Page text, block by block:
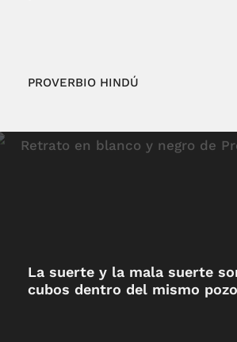
PROVERBIO HINDÚ
La suerte y la mala suerte
cubos dentro del mismo